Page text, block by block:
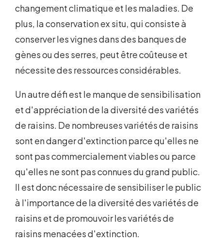
changement climatique et les maladies. De
plus, la conservation ex situ, qui consiste à
conserver les vignes dans des banques de
gènes ou des serres, peut être coûteuse et
nécessite des ressources considérables.
Un autre défi est le manque de sensibilisation
et d'appréciation de la diversité des variétés
de raisins. De nombreuses variétés de raisins
sont en danger d'extinction parce qu'elles ne
sont pas commercialement viables ou parce
qu'elles ne sont pas connues du grand public.
Il est donc nécessaire de sensibiliser le public
à l'importance de la diversité des variétés de
raisins et de promouvoir les variétés de
raisins menacées d'extinction.